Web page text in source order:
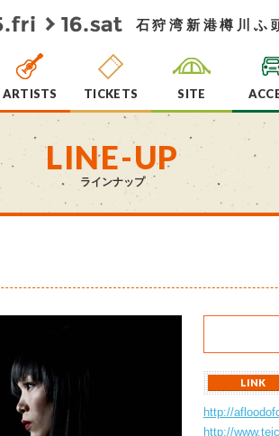
石狩湾新港樽川ふ
ARTISTS TICKETS SITE
LINE-UP
ラインナップ
LINK
http://
http://